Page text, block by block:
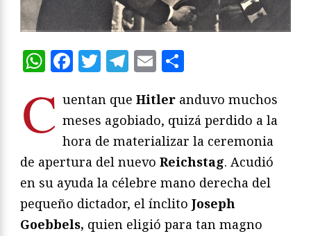
WhatsApp
Facebook
Twitter
Telegram
Email
C uentan que Hitler anduvo muchos
meses agobiado, quizá perdido a la
hora de materializar la ceremonia
de apertura del nuevo Reichstag. Acudió
en su ayuda la célebre mano derecha del
pequeño dictador, el ínclito Joseph
Goebbels, quien eligió para tan magno